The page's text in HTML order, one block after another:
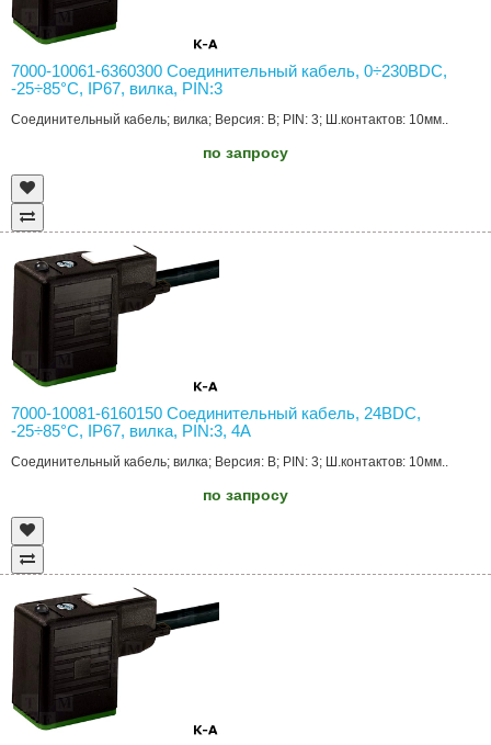
7000-10061-6360300 Соединительный кабель, 0÷230ВDC,
-25÷85°C, IP67, вилка, PIN:3
Соединительный кабель; вилка; Версия: B; PIN: 3; Ш.контактов: 10мм..
по запросу
7000-10081-6160150 Соединительный кабель, 24ВDC,
-25÷85°C, IP67, вилка, PIN:3, 4А
Соединительный кабель; вилка; Версия: B; PIN: 3; Ш.контактов: 10мм..
по запросу